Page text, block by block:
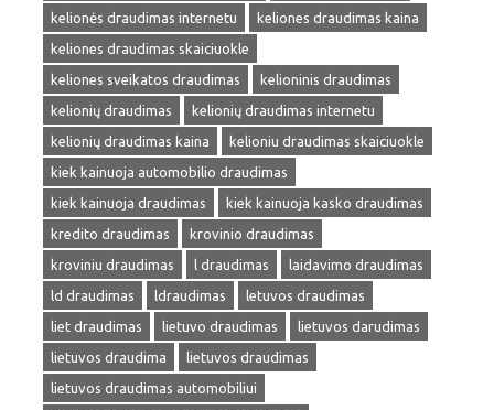
kelionės draudimas internetu
keliones draudimas kaina
keliones draudimas skaiciuokle
keliones sveikatos draudimas
kelioninis draudimas
kelionių draudimas
kelionių draudimas internetu
kelionių draudimas kaina
kelioniu draudimas skaiciuokle
kiek kainuoja automobilio draudimas
kiek kainuoja draudimas
kiek kainuoja kasko draudimas
kredito draudimas
krovinio draudimas
kroviniu draudimas
l draudimas
laidavimo draudimas
ld draudimas
ldraudimas
letuvos draudimas
liet draudimas
lietuvo draudimas
lietuvos darudimas
lietuvos draudima
lietuvos draudimas
lietuvos draudimas automobiliui